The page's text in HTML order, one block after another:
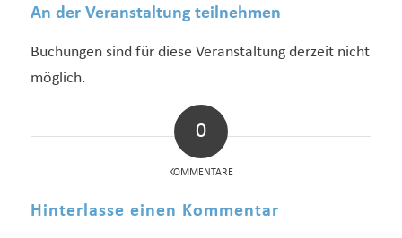
An der Veranstaltung teilnehmen
Buchungen sind für diese Veranstaltung derzeit nicht
möglich.
0
KOMMENTARE
Hinterlasse einen Kommentar